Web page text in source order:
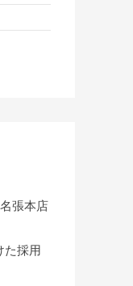
張本店
た採用